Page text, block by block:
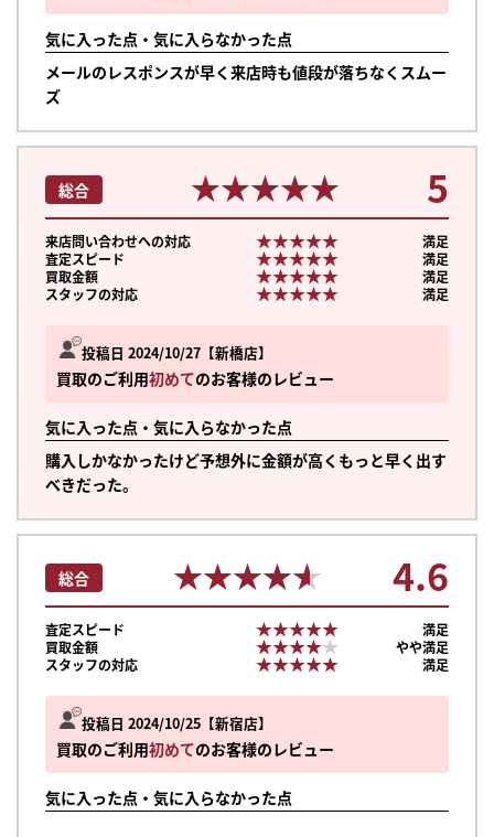
気に入った点・気に入らなかった点
メールのレスポンスが早く来店時も値段が落ちなくスムー
ズ
投稿日 2024/10/27 新橋店
買取のご利用初めてのお客様のレビュー
気に入った点・気に入らなかった点
購入しかなかったけど予想外に金額が高くもっと早く出す
べきだった。
総合 ★★★★★
★★★★★ 5
来店問い合わせへの対応 ★★★★★
★★★★★
満足
査定スピード
★★★★★
★★★★★
満足
買取金額
★★★★★
★★★★★
満足
スタッフの対応
★★★★★
★★★★★ 満足
投稿日 2024/10/25 新宿店
買取のご利用初めてのお客様のレビュー
気に入った点・気に入らなかった点
総合 ★★★★★
★★★★★ 4.6
査定スピード ★★★★★
★★★★★
満足
買取金額
★★★★★
★★★★★
やや満足
スタッフの対応
★★★★★
★★★★★ 満足
かんたん30秒でお試し査定